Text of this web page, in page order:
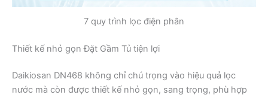
7 quy trình lọc điện phân
Thiết kế nhỏ gọn Đặt Gầm Tủ tiện lợi
Daikiosan DN468 không chỉ chú trọng vào hiệu quả lọc
nước mà còn được thiết kế nhỏ gọn, sang trọng, phù hợp